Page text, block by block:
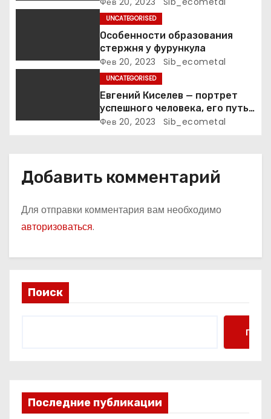
и
я
UNCATEGORISED
Особенности образования
стержня у фурункула
Фев 20, 2023 Sib_ecometal
UNCATEGORISED
Евгений Киселев — портрет
успешного человека, его путь
к славе и личное счастье
Фев 20, 2023 Sib_ecometal
Добавить комментарий
Для отправки комментария вам необходимо
авторизоваться.
Поиск
Поиск
Последние публикации